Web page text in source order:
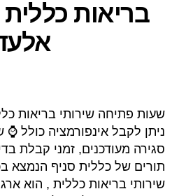
ניתן לקבל אינפורמציה כולל
סגירה מעודכנים, זמני קבלת
שירותי בריאות כללית , הוא